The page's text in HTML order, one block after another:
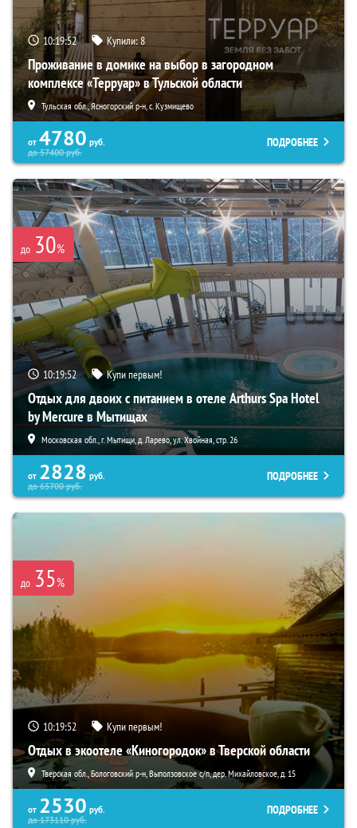
10:19:50 Купили:8
Проживание в домике на выбор в загородном
комплексе «Терруар» в Тульской области
Тульская обл., Ясногорский р-н, с. Кузмищево
от 4780 руб.
до57400руб.
ПОДРОБНЕЕ
до 30%
10:19:50 Купи первым!
Отдых для двоих с питанием в отеле Arthurs Spa Hotel
by Mercure в Мытищах
Московская обл., г. Мытищи, д. Ларево, ул. Хвойная, стр. 26
от 2828 руб.
до65700руб.
ПОДРОБНЕЕ
до 35%
10:19:50 Купи первым!
Отдых в экоотеле «Киногородок» в Тверской области
Тверская обл., Бологовский р-н, Выползовское с/п, дер. Михайловское, д. 15
от 2530 руб.
до173110руб.
ПОДРОБНЕЕ